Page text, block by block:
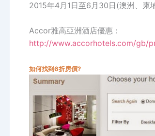
2015年4月1日至6月30日(澳洲、柬
Accor雅高亞洲酒店優惠：
http://www.accorhotels.com/gb/
如何找到6折房價?